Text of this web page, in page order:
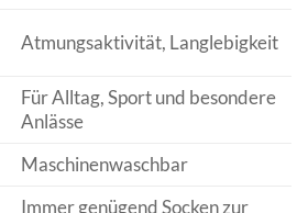
Atmungsaktivität, Langlebigkeit
Für Alltag, Sport und besondere
Anlässe
Maschinenwaschbar
Immer genügend Socken zur